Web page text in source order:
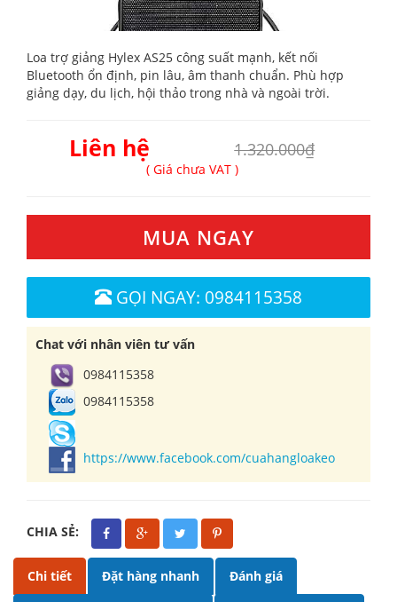
Loa trợ giảng Hylex AS25 công suất mạnh, kết nối
Bluetooth ổn định, pin lâu, âm thanh chuẩn. Phù hợp
giảng dạy, du lịch, hội thảo trong nhà và ngoài trời.
Liên hệ 1.320.000₫
( Giá chưa VAT )
MUA NGAY
GỌI NGAY: 0984115358
Chat với nhân viên tư vấn
0984115358
0984115358
https://www.facebook.com/cuahangloakeo
CHIA SẺ:
Chi tiết Đặt hàng nhanh Đánh giá